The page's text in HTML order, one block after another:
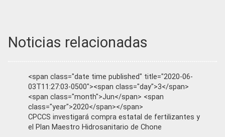
Noticias relacionadas
<span class="date time published" title="2020-06-
03T11:27:03-0500"><span class="day">3</span>
<span class="month">Jun</span> <span
class="year">2020</span></span>
CPCCS investigará compra estatal de fertilizantes y
el Plan Maestro Hidrosanitario de Chone